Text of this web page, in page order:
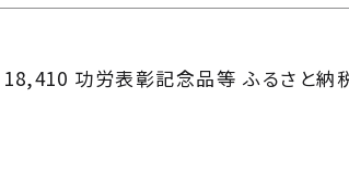
功労表彰記念品等 ふるさと納